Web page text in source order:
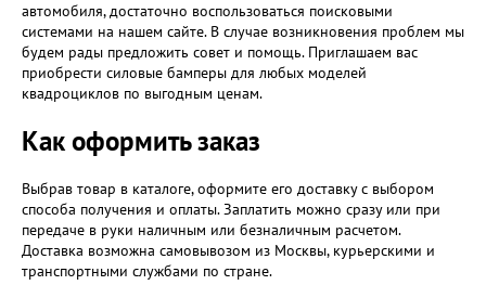
автомобиля, достаточно воспользоваться поисковыми
системами на нашем сайте. В случае возникновения проблем мы
будем рады предложить совет и помощь. Приглашаем вас
приобрести силовые бамперы для любых моделей
квадроциклов по выгодным ценам.
Как оформить заказ
Выбрав товар в каталоге, оформите его доставку с выбором
способа получения и оплаты. Заплатить можно сразу или при
передаче в руки наличным или безналичным расчетом.
Доставка возможна самовывозом из Москвы, курьерскими и
транспортными службами по стране.